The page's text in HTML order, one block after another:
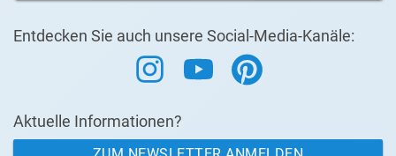
Entdecken Sie auch unsere Social-Media-Kanäle:
Aktuelle Informationen?